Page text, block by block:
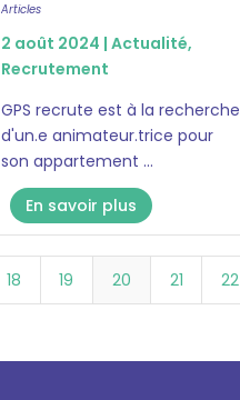
Articles
2 août 2024 | Actualité,
Recrutement
GPS recrute est à la recherche
d'un.e animateur.trice pour
son appartement ...
En savoir plus
18 19 20 21 22